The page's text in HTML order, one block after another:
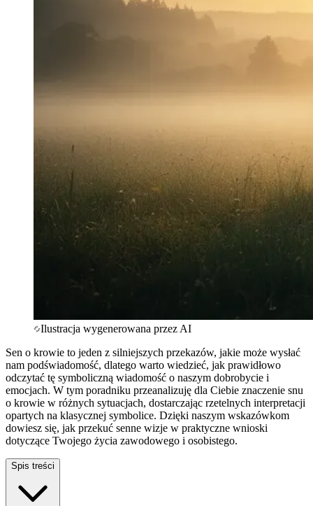
Ilustracja wygenerowana przez AI
Sen o krowie to jeden z silniejszych przekazów, jakie może wysłać
nam podświadomość, dlatego warto wiedzieć, jak prawidłowo
odczytać tę symboliczną wiadomość o naszym dobrobycie i
emocjach. W tym poradniku przeanalizuję dla Ciebie znaczenie snu
o krowie w różnych sytuacjach, dostarczając rzetelnych interpretacji
opartych na klasycznej symbolice. Dzięki naszym wskazówkom
dowiesz się, jak przekuć senne wizje w praktyczne wnioski
dotyczące Twojego życia zawodowego i osobistego.
Spis treści